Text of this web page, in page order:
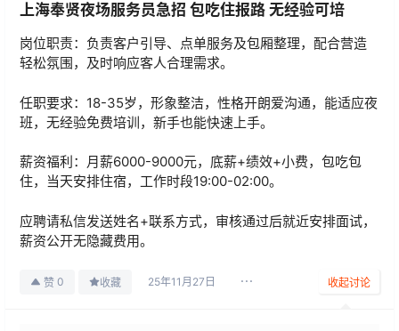
上海奉贤夜场服务员急招 包吃住报路 无经验可培
岗位职责：负责客户引导、点单服务及包厢整理，配合营造
轻松氛围，及时响应客人合理需求。
任职要求：18-35岁，形象整洁，性格开朗爱沟通，能适应夜
班，无经验免费培训，新手也能快速上手。
薪资福利：月薪6000-9000元，底薪+绩效+小费，包吃包
住，当天安排住宿，工作时段19:00-02:00。
应聘请私信发送姓名+联系方式，审核通过后就近安排面试，
薪资公开无隐藏费用。
赞 0 收藏 25年11月27日 收起讨论